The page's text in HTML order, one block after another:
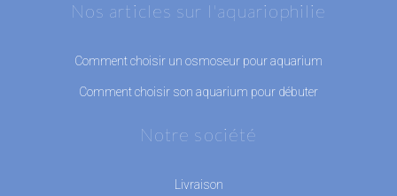
Nos articles sur l'aquariophilie
Comment choisir un osmoseur pour aquarium
Comment choisir son aquarium pour débuter
Notre société
Livraison